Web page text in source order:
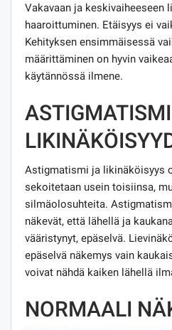
Vakavaan ja keskivaiheeseen
haaroittuminen. Etäisyys ei
Kehityksen ensimmäisessä
määrittäminen on hyvin
käytännössä ilmene.
Astigmatismi ja likinäköisyys
sekoitetaan usein toisiinsa,
silmäolosuhteita.
näkevät, että lähellä ja
vääristynyt, epäselvä.
epäselvä näkemys vain
voivat nähdä kaiken lähellä
NORMAALI